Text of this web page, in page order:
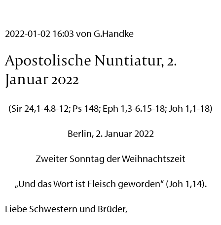
2022-01-02 16:03 von G.Handke
Apostolische Nuntiatur, 2.
Januar 2022
(Sir 24,1-4.8-12; Ps 148; Eph 1,3-6.15-18; Joh 1,1-18)
Berlin, 2. Januar 2022
Zweiter Sonntag der Weihnachtszeit
„Und das Wort ist Fleisch geworden“ (Joh 1,14).
Liebe Schwestern und Brüder,